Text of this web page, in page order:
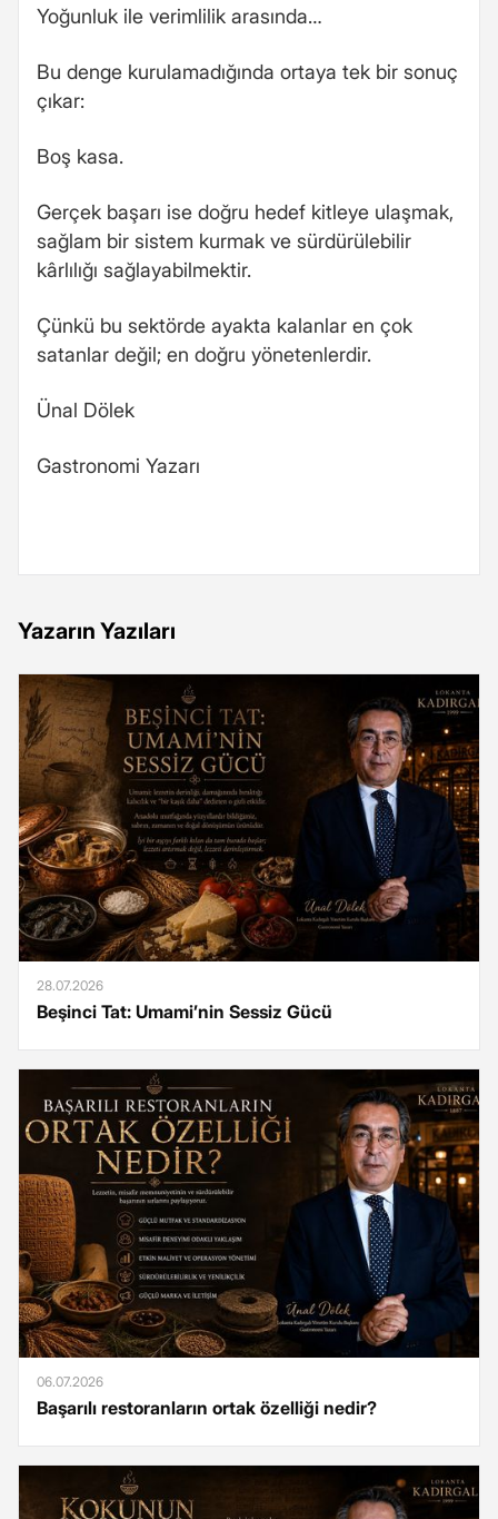
Yoğunluk ile verimlilik arasında…
Bu denge kurulamadığında ortaya tek bir sonuç
çıkar:
Boş kasa.
Gerçek başarı ise doğru hedef kitleye ulaşmak,
sağlam bir sistem kurmak ve sürdürülebilir
kârlılığı sağlayabilmektir.
Çünkü bu sektörde ayakta kalanlar en çok
satanlar değil; en doğru yönetenlerdir.
Ünal Dölek
Gastronomi Yazarı
Yazarın Yazıları
28.07.2026
Beşinci Tat: Umami’nin Sessiz Gücü
06.07.2026
Başarılı restoranların ortak özelliği nedir?